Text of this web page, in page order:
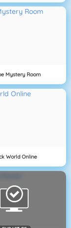
Mystery Room
World Online